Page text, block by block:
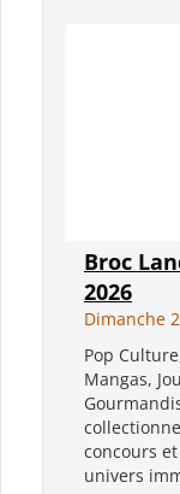
Broc
2026
Dimanche
Pop
Mangas,
concours
univers